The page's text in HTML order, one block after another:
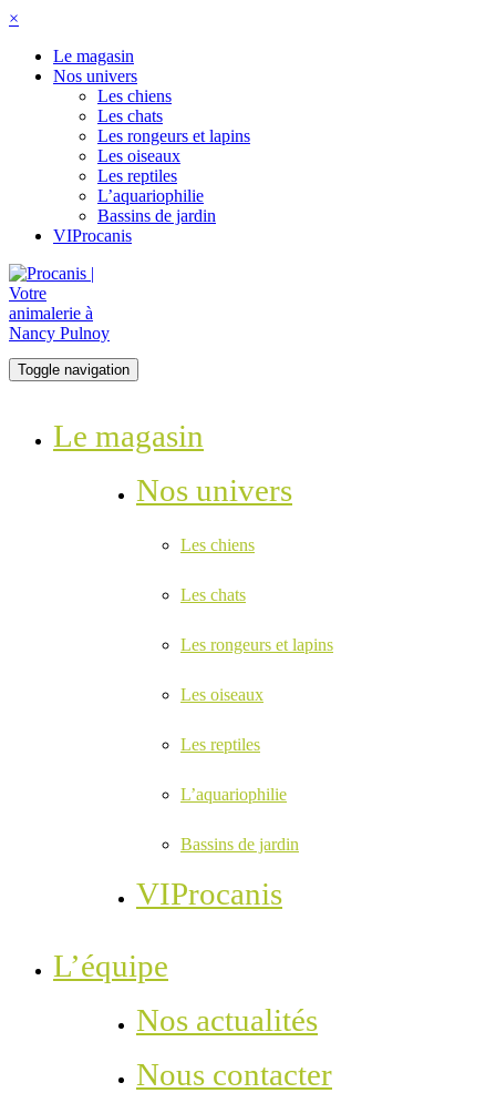
×
Le magasin
Nos univers
Les chiens
Les chats
Les rongeurs et lapins
Les oiseaux
Les reptiles
L’aquariophilie
Bassins de jardin
VIProcanis
Toggle navigation
Le magasin
Nos univers
Les chiens
Les chats
Les rongeurs et lapins
Les oiseaux
Les reptiles
L’aquariophilie
Bassins de jardin
VIProcanis
L’équipe
Nos actualités
Nous contacter